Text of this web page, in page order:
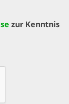
zur Kenntnis